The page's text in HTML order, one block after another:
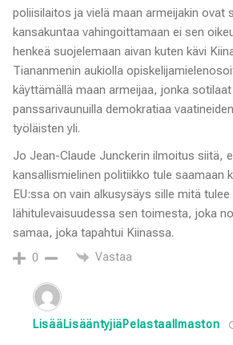
poliisilaitos ja vielä maan armeijakin ovat
kansakuntaa vahingoittamaan ei sen
henkeä suojelemaan aivan kuten kävi
Tiananmenin aukiolla
käyttämällä maan armeijaa, jonka
panssarivaunuilla demokratiaa
työläisten yli.
Jo Jean-Claude Junckerin ilmoitus siitä,
kansallismielinen politiikko tule saamaan
EU:ssa on vain alkusysäys sille mitä
lähitulevaisuudessa sen toimesta, joka
samaa, joka tapahtui Kiinassa.
0 Vastaa
LisääLisääntyjiäPelastaaIlmaston